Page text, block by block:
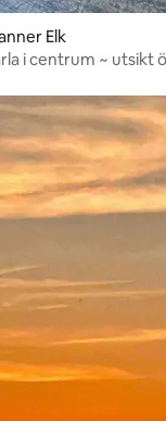
Elk
i centrum ~ utsikt